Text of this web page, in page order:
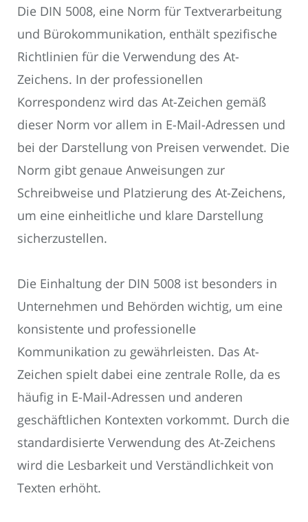
Die DIN 5008, eine Norm für Textverarbeitung
und Bürokommunikation, enthält spezifische
Richtlinien für die Verwendung des At-
Zeichens. In der professionellen
Korrespondenz wird das At-Zeichen gemäß
dieser Norm vor allem in E-Mail-Adressen und
bei der Darstellung von Preisen verwendet. Die
Norm gibt genaue Anweisungen zur
Schreibweise und Platzierung des At-Zeichens,
um eine einheitliche und klare Darstellung
sicherzustellen.
Die Einhaltung der DIN 5008 ist besonders in
Unternehmen und Behörden wichtig, um eine
konsistente und professionelle
Kommunikation zu gewährleisten. Das At-
Zeichen spielt dabei eine zentrale Rolle, da es
häufig in E-Mail-Adressen und anderen
geschäftlichen Kontexten vorkommt. Durch die
standardisierte Verwendung des At-Zeichens
wird die Lesbarkeit und Verständlichkeit von
Texten erhöht.